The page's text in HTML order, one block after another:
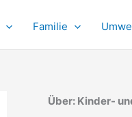
Familie
Über: Kinder-